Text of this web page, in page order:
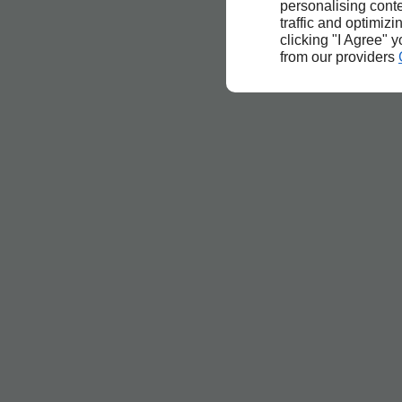
personalising
traffic and
clicking "I Agree"
from our providers